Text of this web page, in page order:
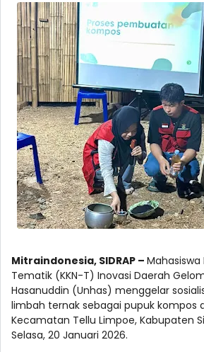
Mitraindonesia, SIDRAP – Mahasiswa
Tematik (KKN-T) Inovasi Daerah
Hasanuddin (Unhas) menggelar
limbah ternak sebagai pupuk kompos
Kecamatan Tellu Limpoe, Kabupaten
Selasa, 20 Januari 2026.